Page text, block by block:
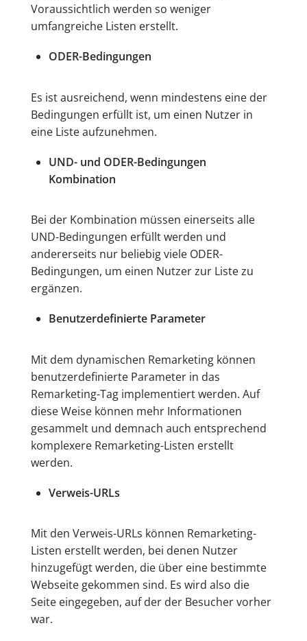
Voraussichtlich werden so weniger
umfangreiche Listen erstellt.
ODER-Bedingungen
Es ist ausreichend, wenn mindestens eine der
Bedingungen erfüllt ist, um einen Nutzer in
eine Liste aufzunehmen.
UND- und ODER-Bedingungen
Kombination
Bei der Kombination müssen einerseits alle
UND-Bedingungen erfüllt werden und
andererseits nur beliebig viele ODER-
Bedingungen, um einen Nutzer zur Liste zu
ergänzen.
Benutzerdefinierte Parameter
Mit dem dynamischen Remarketing können
benutzerdefinierte Parameter in das
Remarketing-Tag implementiert werden. Auf
diese Weise können mehr Informationen
gesammelt und demnach auch entsprechend
komplexere Remarketing-Listen erstellt
werden.
Verweis-URLs
Mit den Verweis-URLs können Remarketing-
Listen erstellt werden, bei denen Nutzer
hinzugefügt werden, die über eine bestimmte
Webseite gekommen sind. Es wird also die
Seite eingegeben, auf der der Besucher vorher
war.